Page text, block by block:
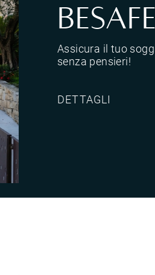
Assicura il tuo
senza pensieri!
DETTAGLI